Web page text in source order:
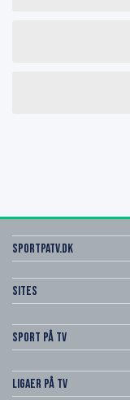
SportPaTV.dk
Sites
Sport på TV
Ligaer på TV